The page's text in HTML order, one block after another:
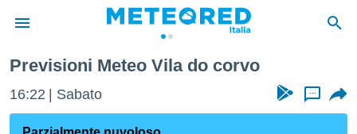
di
Previsioni Meteo Vila do corvo
16:22 Sabato ...